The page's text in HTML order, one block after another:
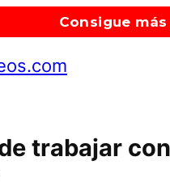
Consigue
trabajar